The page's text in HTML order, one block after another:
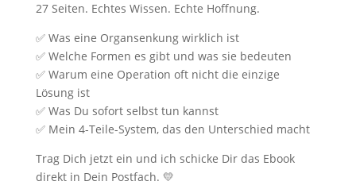
27 Seiten. Echtes Wissen. Echte Hoffnung.
✅ Was eine Organsenkung wirklich ist
✅ Welche Formen es gibt und was sie bedeuten
✅ Warum eine Operation oft nicht die einzige
Lösung ist
✅ Was Du sofort selbst tun kannst
✅ Mein 4-Teile-System, das den Unterschied macht
Trag Dich jetzt ein und ich schicke Dir das Ebook
direkt in Dein Postfach. 💛